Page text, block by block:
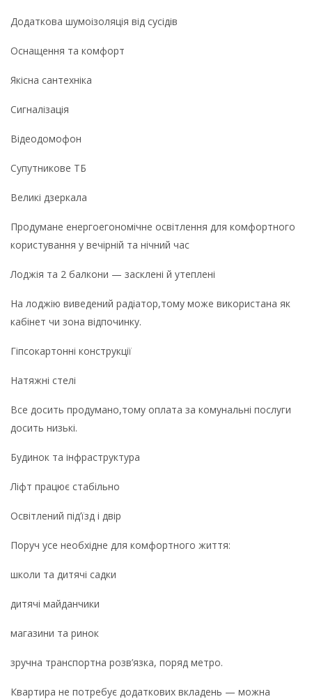
Додаткова шумоізоляція від сусідів
Оснащення та комфорт
Якісна сантехніка
Сигналізація
Відеодомофон
Супутникове ТБ
Великі дзеркала
Продумане енергоегономічне освітлення для комфортного
користування у вечірній та нічний час
Лоджія та 2 балкони — засклені й утеплені
На лоджію виведений радіатор,тому може використана як
кабінет чи зона відпочинку.
Гіпсокартонні конструкції
Натяжні стелі
Все досить продумано,тому оплата за комунальні послуги
досить низькі.
Будинок та інфраструктура
Ліфт працює стабільно
Освітлений під’їзд і двір
Поруч усе необхідне для комфортного життя:
школи та дитячі садки
дитячі майданчики
магазини та ринок
зручна транспортна розв’язка, поряд метро.
Квартира не потребує додаткових вкладень — можна